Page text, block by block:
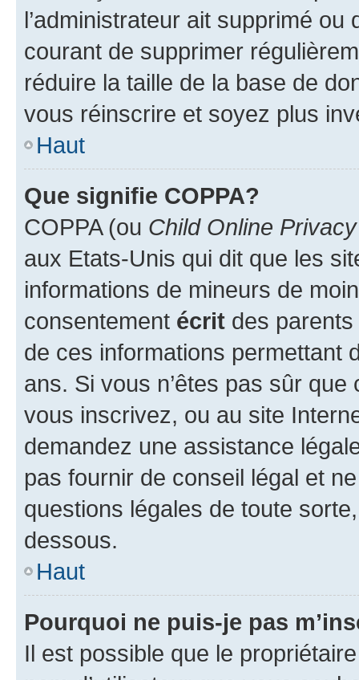
l’administrateur ait supprimé
courant de supprimer
réduire la taille de la base de
vous réinscrire et soyez plus
Haut
Que signifie COPPA?
COPPA (ou Child Online
aux Etats-Unis qui dit que les
informations de mineurs de
consentement écrit des parents
de ces informations permettant
ans. Si vous n’êtes pas sûr
vous inscrivez, ou au site
demandez une assistance
pas fournir de conseil légal et
questions légales de toute
dessous.
Haut
Pourquoi ne puis-je pas
Il est possible que le